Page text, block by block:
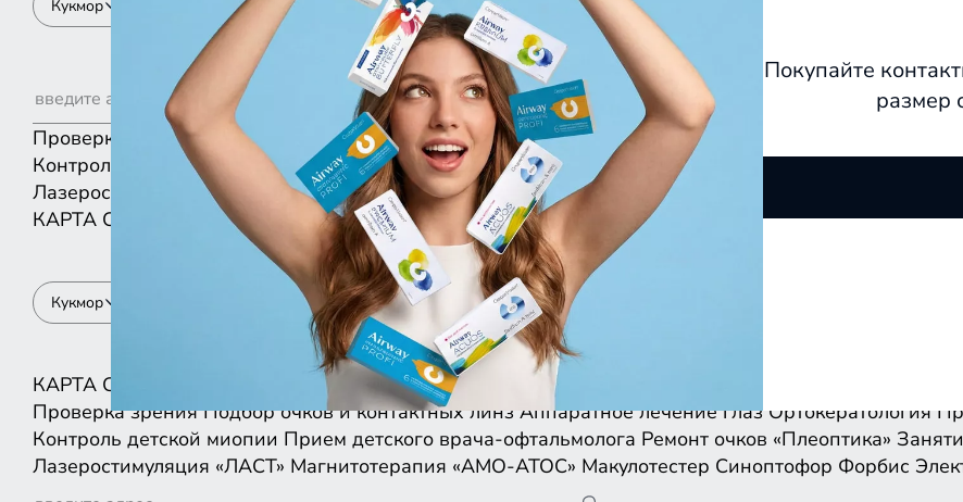
Кукмор
Проверка зрения Подбор очков и контактных линз Аппаратное лечение глаз
Контроль детской миопии
Прием детского врача-офтальмолога Ремонт очков «Плеоптика»
Лазеростимуляция «ЛАСТ»
Магнитотерапия «АМО-АТОС» Макулотестер
КАРТА СПИСКОМ
Кукмор
КАРТА СПИСКОМ
Проверка зрения Подбор очков и контактных линз Аппаратное лечение глаз Ортокератология
Контроль детской миопии Прием детского врача-офтальмолога Ремонт очков «Плеоптика»
Лазеростимуляция «ЛАСТ» Магнитотерапия «АМО-АТОС» Макулотестер Синоптофор Форбис
Покупайте
размер